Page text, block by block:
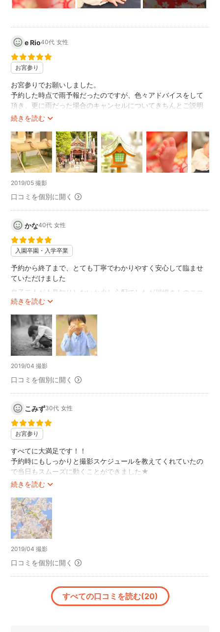
e Rio40代 女性
お宮参り
続きを読む
お宮参りでお願いしました。
予約した時点で雨予報だったのですが、色々アドバイスをして
頂き、更に雨だった場合のキャンセルについてきちんとご説明
して下さったので安心してお願いできました。
当日は早くに来て、風景を先に撮影して下さっていて、更に下
見もして下さっていたので到着次第スムーズに撮影が出来まし
た😄
赤ちゃんがぐずった時も快く待ってくれました
写真は川嶋さんが書かれてるように
被写体にピントが合っていて風景は柔らかくボケてる感じです
撮っていただいた写真はとてもふんわりと暖かい感じがしてと
聞いてくれました😄
川嶋さん自体がとてもふんわりと優しい感じの方だったのでみ
んな笑顔で撮影出来ました😊
背景に他の人が写ってしまう場所でも被写体にピントが合って
いるので背景の人は気になりません
当日は雨予報が晴れてくれて本当に素敵な写真が撮れました😆
2019/05 撮影
口コミを個別に開く
かな40代 女性
入園卒園・入学卒業
続きを読む
予約から終了まで、とても丁寧でわかりやすく安心して臨ませ
ていただけました
息子二人が人見知りしないか少し心配でしたが川嶋さんのニコ
ニコ笑顔と優しさに、すっかり子供たちもいつものペースでの
びのび過ごし、楽しかったようです
大人も緊張することなく、リラックスでいつ撮影してくださた
ったの？というステキな写真もたくさん撮っていただきました
日頃の子育てで毎日忙しく、こんなに子供と向き合って写真を
撮ってもらえる機会はないので、ありがたかったです
とてもよい思い出になりたした
写真の仕上がりはどれも素敵でなのでどの写真を部屋に飾って
節目の時にはまた川嶋さんにお願いしたいです♡
2019/04 撮影
口コミを個別に開く
こみず30代 女性
お宮参り
続きを読む
すべてに大満足です！！
予約時にもしっかりと撮影スケジュールを教えてくれていたの
で当日もスムーズに動くことができました★
また撮ってほしい写真のイメージも漠然としていたのですが、
と思える写真ばかりでした＾＾
とてもやさしい方で撮影中も家族全員で笑顔で入れることがで
き、こんな素敵な方に撮ってもらえて本当に子どもにとっても
良い一日でした。
何かあればまたぜひお願いしたいと思います。
本当にありがとうございました＾＾
2019/04 撮影
口コミを個別に開く
すべての口コミを読む(20)